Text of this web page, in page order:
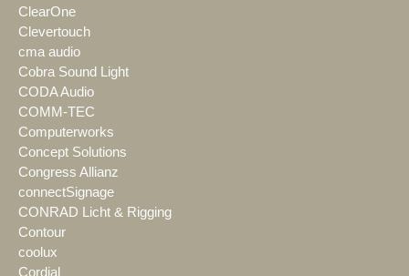
ClearOne
Clevertouch
cma audio
Cobra Sound Light
CODA Audio
COMM-TEC
Computerworks
Concept Solutions
Congress Allianz
connectSignage
CONRAD Licht & Rigging
Contour
coolux
Cordial